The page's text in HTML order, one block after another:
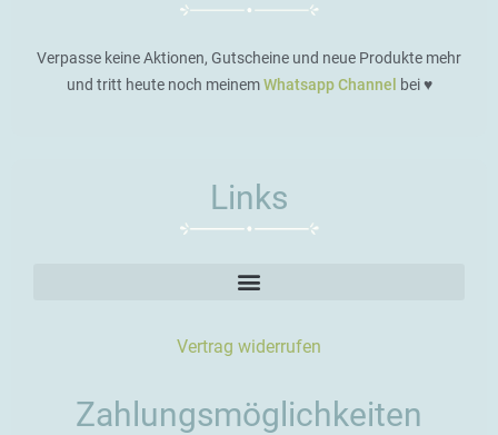
Verpasse keine Aktionen, Gutscheine und neue Produkte mehr
und tritt heute noch meinemWhatsapp Channel bei ♥️
Links
Vertrag widerrufen
Zahlungsmöglichkeiten